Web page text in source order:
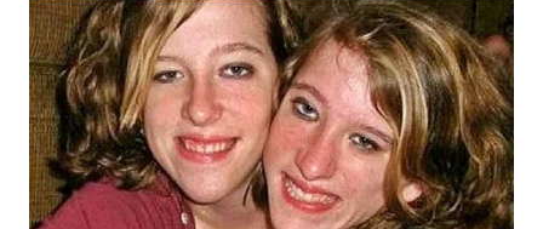
WN
SAMOSIR
WN
PADANG
LAWAS